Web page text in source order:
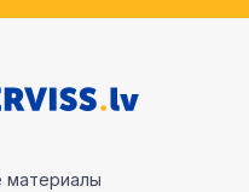
материалы